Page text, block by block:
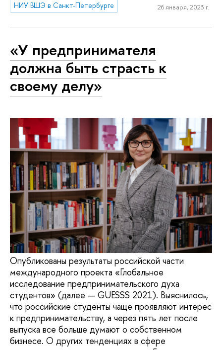
НИУ ВШЭ в Санкт-Петербурге 26 января, 2023 г.
«У предпринимателя
должна быть страсть к
своему делу»
Опубликованы результаты российской части
международного проекта «Глобальное
исследование предпринимательского духа
студентов» (далее — GUESSS 2021). Выяснилось,
что российские студенты чаще проявляют интерес
к предпринимательству, а через пять лет после
выпуска все больше думают о собственном
бизнесе. О других тенденциях в сфере